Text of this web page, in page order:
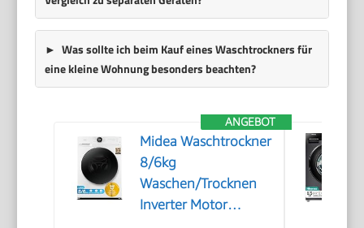
Was sollte ich beim Kauf eines Waschtrockners für
eine kleine Wohnung besonders beachten?
ANGEBOT
Midea Waschtrockner
8/6kg
Waschen/Trocknen
Inverter Motor